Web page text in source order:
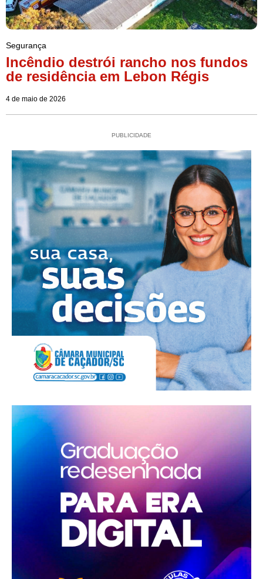
Segurança
Incêndio destrói rancho nos fundos
de residência em Lebon Régis
4 de maio de 2026
PUBLICIDADE